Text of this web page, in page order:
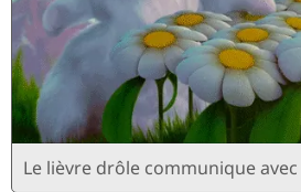
Le lièvre drôle communique